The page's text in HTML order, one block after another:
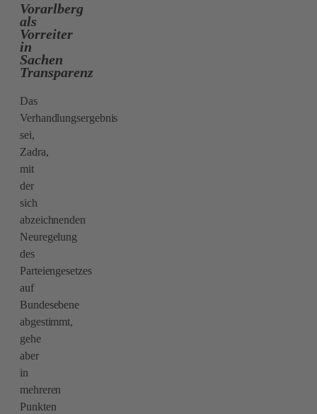
Vorarlberg
als
Vorreiter
in
Sachen
Transparenz
Das
Verhandlungsergebnis
sei,
Zadra,
mit
der
sich
abzeichnenden
Neuregelung
des
Parteiengesetzes
auf
Bundesebene
abgestimmt,
gehe
aber
in
mehreren
Punkten